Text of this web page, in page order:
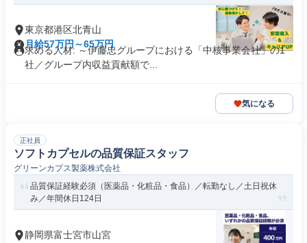
東京都港区北青山
月給57万円～65万円
求める人材: ～伊藤忠グループにおける「中核事業会社」の1
社／グループ内収益貢献額で...
気になる
正社員
ソフトカプセルの品質保証スタッフ
グリーンカプス製薬株式会社
品質保証経験必須（医薬品・化粧品・食品）／転勤なし／土日祝休
み／年間休日124日
静岡県富士宮市山宮